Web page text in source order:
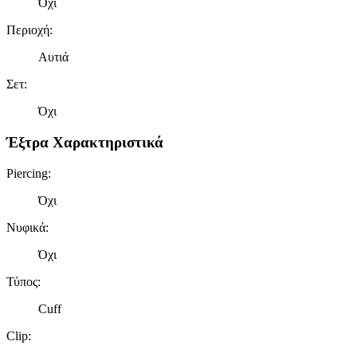
Όχι
Περιοχή:
Αυτιά
Σετ:
Όχι
Έξτρα Χαρακτηριστικά
Piercing:
Όχι
Νυφικά:
Όχι
Τύπος:
Cuff
Clip: